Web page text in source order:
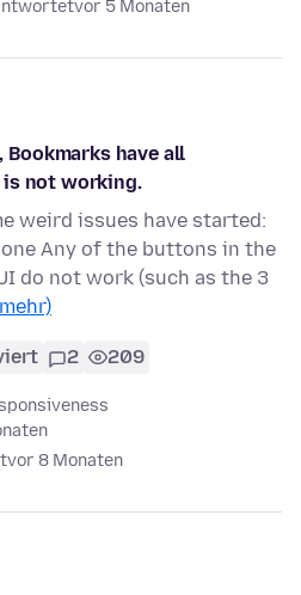
vor 5 Monaten
have all
not working.
weird issues have started:
Any of the buttons in the
do not work (such as the 3
2 209
vor 8 Monaten